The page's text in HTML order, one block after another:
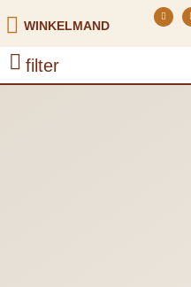
WINKELMAND
filter